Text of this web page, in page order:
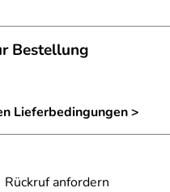
Bestellung
Lieferbedingungen >
Rückruf anfordern